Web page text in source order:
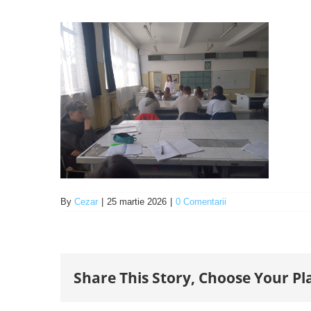
By Cezar 25 martie 2026 0 Comentarii
Share This Story, Choose Your